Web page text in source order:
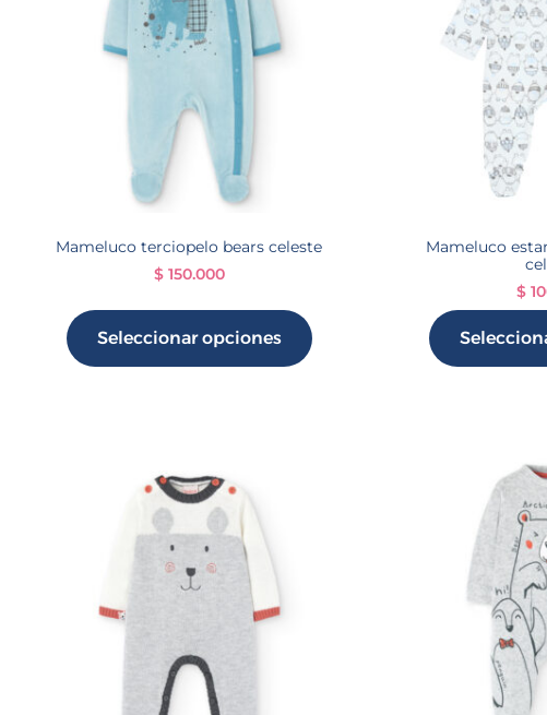
Mameluco terciopelo bears celeste
$150.000
Seleccionar opciones
Mameluco
$